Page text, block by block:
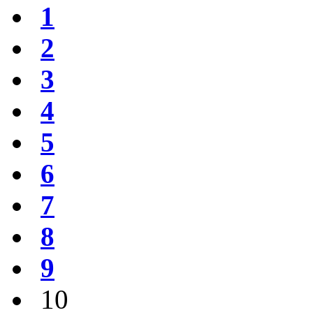
1
2
3
4
5
6
7
8
9
10